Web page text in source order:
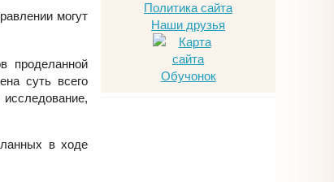
могут
проделанной
суть всего
в ходе
Политика сайта
Наши друзья